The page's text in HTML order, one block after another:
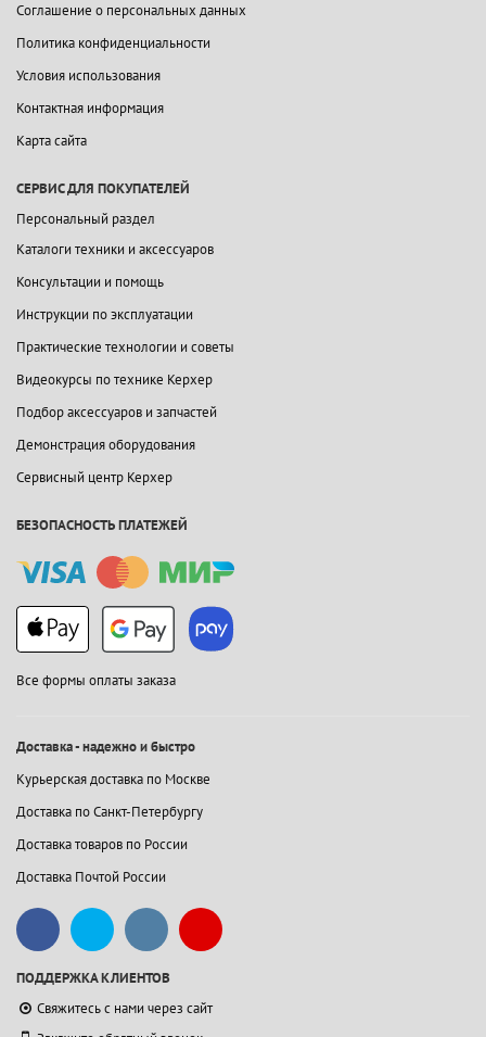
Соглашение о персональных данных
Политика конфиденциальности
Условия использования
Контактная информация
Карта сайта
СЕРВИС ДЛЯ ПОКУПАТЕЛЕЙ
Персональный раздел
Каталоги техники и аксессуаров
Консультации и помощь
Инструкции по эксплуатации
Практические технологии и советы
Видеокурсы по технике Керхер
Подбор аксессуаров и запчастей
Демонстрация оборудования
Сервисный центр Керхер
БЕЗОПАСНОСТЬ ПЛАТЕЖЕЙ
Все формы оплаты заказа
Доставка - надежно и быстро
Курьерская доставка по Москве
Доставка по Санкт-Петербургу
Доставка товаров по России
Доставка Почтой России
ПОДДЕРЖКА КЛИЕНТОВ
Свяжитесь с нами через сайт